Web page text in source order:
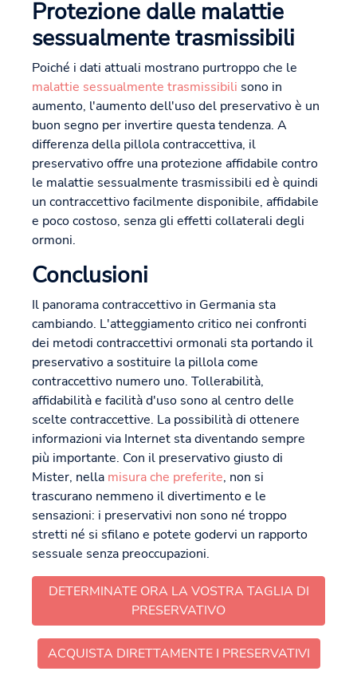
Protezione dalle malattie
sessualmente trasmissibili
Poiché i dati attuali mostrano purtroppo che le
malattie sessualmente trasmissibili sono in
aumento, l'aumento dell'uso del preservativo è un
buon segno per invertire questa tendenza. A
differenza della pillola contraccettiva, il
preservativo offre una protezione affidabile contro
le malattie sessualmente trasmissibili ed è quindi
un contraccettivo facilmente disponibile, affidabile
e poco costoso, senza gli effetti collaterali degli
ormoni.
Conclusioni
Il panorama contraccettivo in Germania sta
cambiando. L'atteggiamento critico nei confronti
dei metodi contraccettivi ormonali sta portando il
preservativo a sostituire la pillola come
contraccettivo numero uno. Tollerabilità,
affidabilità e facilità d'uso sono al centro delle
scelte contraccettive. La possibilità di ottenere
informazioni via Internet sta diventando sempre
più importante. Con il preservativo giusto di
Mister, nella misura che preferite, non si
trascurano nemmeno il divertimento e le
sensazioni: i preservativi non sono né troppo
stretti né si sfilano e potete godervi un rapporto
sessuale senza preoccupazioni.
DETERMINATE ORA LA VOSTRA TAGLIA DI
PRESERVATIVO
ACQUISTA DIRETTAMENTE I PRESERVATIVI